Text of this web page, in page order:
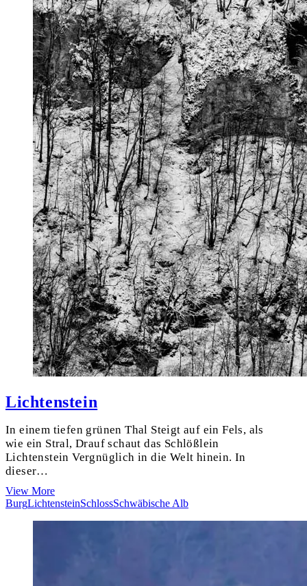
Lichtenstein
In einem tiefen grünen Thal Steigt auf ein Fels, als
wie ein Stral, Drauf schaut das Schlößlein
Lichtenstein Vergnüglich in die Welt hinein. In
dieser…
View MoreLichtenstein
BurgLichtensteinSchlossSchwäbische Alb